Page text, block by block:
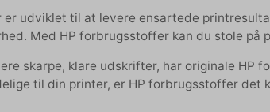
er udviklet til at levere ensartede
Med HP forbrugsstoffer kan du stole
skarpe, klare udskrifter, har originale HP
til din printer, er HP forbrugsstoffer det